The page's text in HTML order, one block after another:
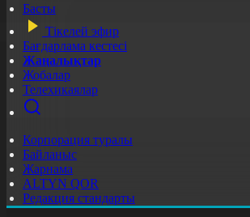
Басты
Тікелей эфир
Бағдарлама кестесі
Жаңалықтар
Жобалар
Телехикаялар
Корпорация туралы
Байланыс
Жарнама
ALTYN QOR
Редакция стандарты